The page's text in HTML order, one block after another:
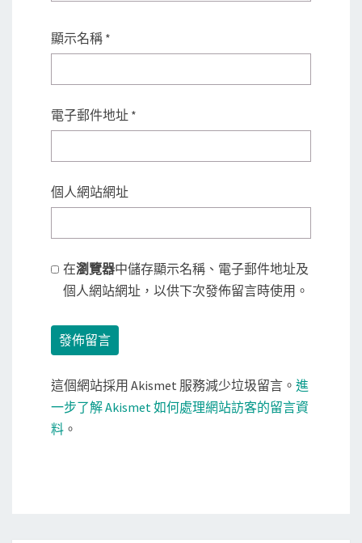
顯示名稱 *
電子郵件地址 *
個人網站網址
在瀏覽器中儲存顯示名稱、電子郵件地址及
個人網站網址，以供下次發佈留言時使用。
這個網站採用 Akismet 服務減少垃圾留言。 進
一步了解 Akismet 如何處理網站訪客的留言資
料 。